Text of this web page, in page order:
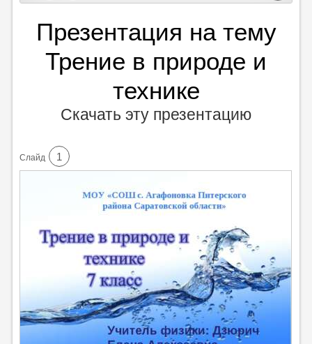
Презентация на тему
Трение в природе и
технике
Скачать эту презентацию
Cлайд 1